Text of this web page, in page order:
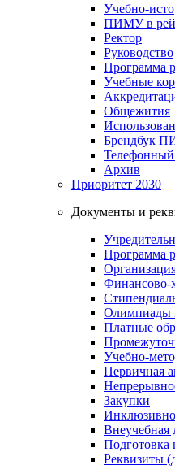
Учебно-
ПИМУ в
Ректор
Руководство
Программа
Учебные
Общежития
Брендбук
Архив
Приоритет 2030
Документы и
Программа
Финансово-
Олимпиады
Платные
Учебно-
Первичная
Закупки
Внеучебная
Подготовка
Реквизиты